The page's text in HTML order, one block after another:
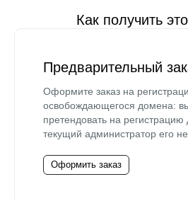
Как получить
Предварительный
Оформите заказ на
освобождающегося домена:
претендовать на
текущий администратор его
Оформить заказ